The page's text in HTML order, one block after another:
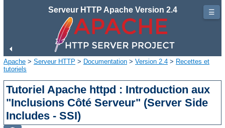
Serveur HTTP Apache Version 2.4
Apache > Serveur HTTP > Documentation > Version 2.4 > Recettes et
tutoriels
Tutoriel Apache httpd : Introduction aux
"Inclusions Côté Serveur" (Server Side
Includes - SSI)
☰